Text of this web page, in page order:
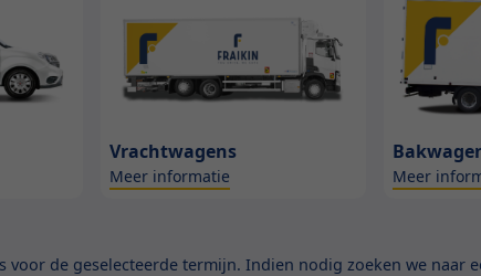
Vrachtwagens
Meer informatie Meer
de geselecteerde termijn. Indien nodig zoeken we naar